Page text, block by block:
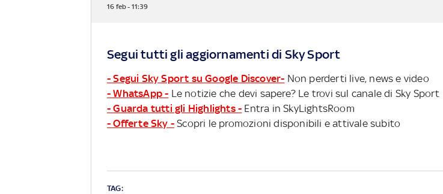
16 feb - 11:39
Segui tutti gli aggiornamenti di Sky Sport
- Segui Sky Sport su Google Discover- Non perderti live, news e video
- WhatsApp - Le notizie che devi sapere? Le trovi sul canale di Sky Sport
- Guarda tutti gli Highlights - Entra in SkyLightsRoom
- Offerte Sky - Scopri le promozioni disponibili e attivale subito
TAG: